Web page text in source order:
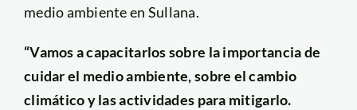
medio ambiente en Sullana.
“Vamos a capacitarlos sobre la importancia de
cuidar el medio ambiente, sobre el cambio
climático y las actividades para mitigarlo.